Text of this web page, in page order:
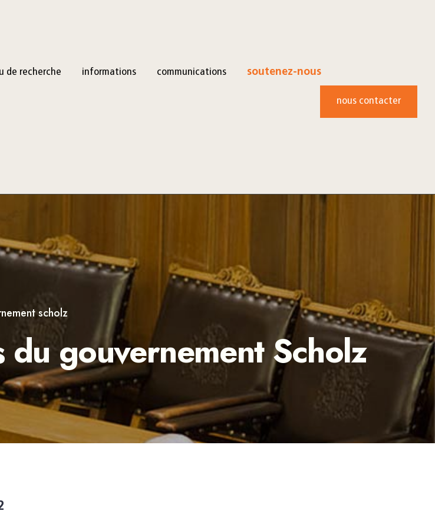
de recherche informations communications soutenez-nous
nous contacter
scholz
gouvernement Scholz